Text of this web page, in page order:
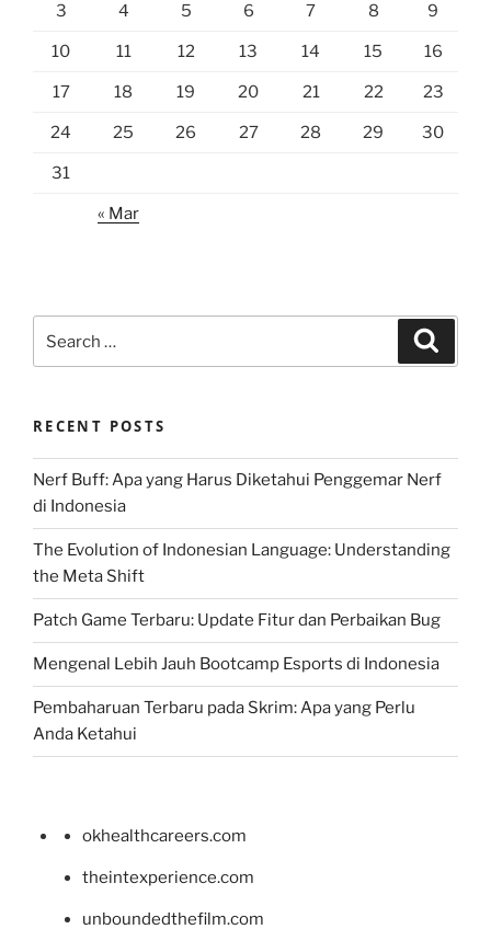
3 4 5 6 7 8 9
10 11 12 13 14 15 16
17 18 19 20 21 22 23
24 25 26 27 28 29 30
31
« Mar
for:
RECENT POSTS
Nerf Buff: Apa yang Harus Diketahui Penggemar Nerf
di Indonesia
The Evolution of Indonesian Language: Understanding
the Meta Shift
Patch Game Terbaru: Update Fitur dan Perbaikan Bug
Mengenal Lebih Jauh Bootcamp Esports di Indonesia
Pembaharuan Terbaru pada Skrim: Apa yang Perlu
Anda Ketahui
okhealthcareers.com
theintexperience.com
unboundedthefilm.com